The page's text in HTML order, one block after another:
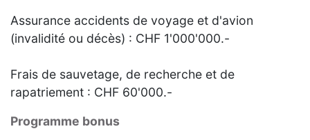
Assurance accidents de voyage et d'avion
(invalidité ou décès) : CHF 1'000'000.-
Frais de sauvetage, de recherche et de
rapatriement : CHF 60'000.-
Programme bonus